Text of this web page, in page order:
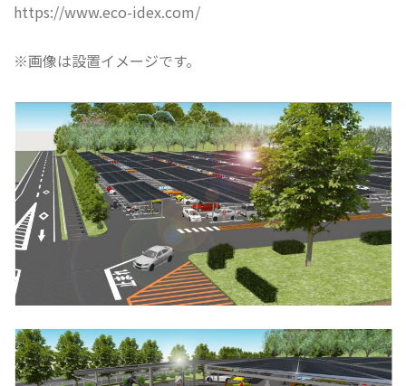
https://www.eco-idex.com/
※画像は設置イメージです。